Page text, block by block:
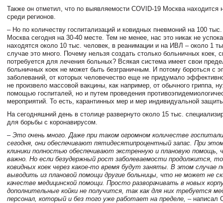
Также он отметил, что по выявляемости COVID-19 Москва находится
среди регионов.
– Но по количеству госпитализаций и ковидных пневмоний на 100
Москва сегодня на 30-40 месте. Тем не менее, нас это никак не
находятся около 10 тыс. человек, в реанимации и на ИВЛ – около 1
случае это много. Почему нельзя создать столько больничных коек,
потребуется для лечения больных? Всякая система имеет свои
больничных коек не может быть безграничным. И потому бороться с
заболеваний, от которых человечество еще не придумало
не произвело массовой вакцины, как например, от обычного гриппа,
помощью госпиталей, но и путем проведения
мероприятий. То есть, карантинных мер и мер индивидуальной
На сегодняшний день в столице развернуто около 15 тыс.
для борьбы с коронавирусом.
– Это очень много. Даже при таком огромном количестве
сегодня, они обеспечивают пятидесятипроцентный запас. При
клиники полностью обеспечивают экстренную и плановую помощь,
важно. Но если безудержный рост заболеваемости продолжится,
ковидных коек через какое-то время будут заняты. В этом случае
выводить из плановой помощи другие больницы, что не может не
качестве медицинской помощи. Просто разворачивать в новых
дополнительные койки не получится, так как для них требуется
персонал, который и без того уже работает на пределе, – написал